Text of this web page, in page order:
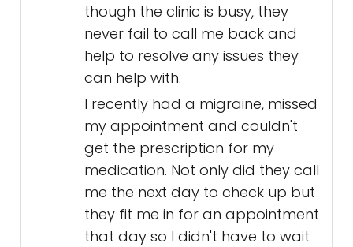
though the clinic is busy, they
never fail to call me back and
help to resolve any issues they
can help with.
I recently had a migraine, missed
my appointment and couldn't
get the prescription for my
medication. Not only did they call
me the next day to check up but
they fit me in for an appointment
that day so I didn't have to wait